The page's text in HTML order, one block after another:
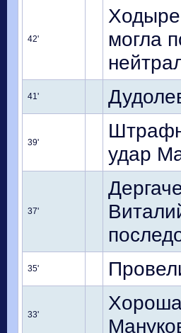
42'
могла
41'
39'
удар
37'
35'
33'